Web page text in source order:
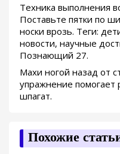
Техника выполнения
Поставьте пятки по
носки врозь. Теги:
новости, научные
Познающий 27.
Махи ногой назад от
упражнение помогает
шпагат.
Похожие